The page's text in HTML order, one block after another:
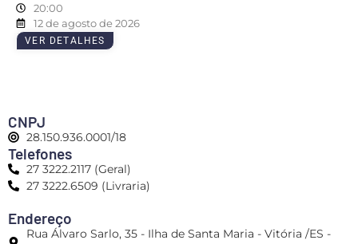
20:00
12 de agosto de 2026
VER DETALHES
CNPJ
28.150.936.0001/18
Telefones
27 3222.2117 (Geral)
27 3222.6509 (Livraria)
Endereço
Rua Álvaro Sarlo, 35 - Ilha de Santa Maria - Vitória /ES -